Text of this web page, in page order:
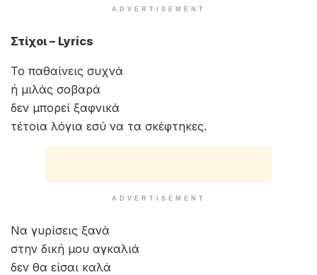
ADVERTISEMENT
Στίχοι – Lyrics
Το παθαίνεις συχνά
ή μιλάς σοβαρά
δεν μπορεί ξαφνικά
τέτοια λόγια εσύ να τα σκέφτηκες.
ADVERTISEMENT
Να γυρίσεις ξανά
στην δική μου αγκαλιά
δεν θα είσαι καλά